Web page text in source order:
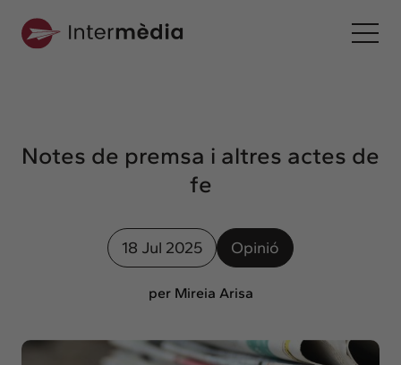
Interconnexió
Interacció
Interrelació
Notes de premsa i altres actes de
fe
18 Jul 2025 Opinió
per Mireia Arisa